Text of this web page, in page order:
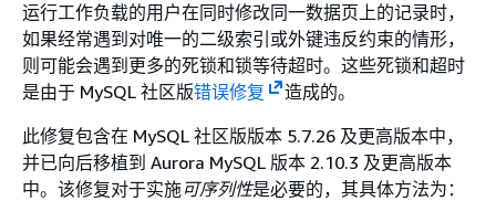
运行工作负载的用户在同时修改同一数据页上的记录时，
如果经常遇到对唯一的二级索引或外键违反约束的情形，
则可能会遇到更多的死锁和锁等待超时。这些死锁和超时
是由于 MySQL 社区版错误修复
造成的。
此修复包含在 MySQL 社区版版本 5.7.26 及更高版本中，
并已向后移植到 Aurora MySQL 版本 2.10.3 及更高版本
中。该修复对于实施可序列性是必要的，其具体方法为：